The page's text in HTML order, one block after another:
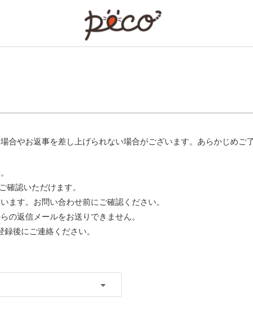
合やお返事を差し上げられない場合がございます。あらかじめご
確認いただけます。
す。お問い合わせ前にご確認ください。
の返信メールをお送りできません。
後にご連絡ください。